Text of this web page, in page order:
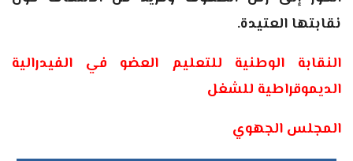
نقابتها العتيدة.
النقابة الوطنية للتعليم العضو في الفيدرالية
الديموقراطية للشغل
المجلس الجهوي